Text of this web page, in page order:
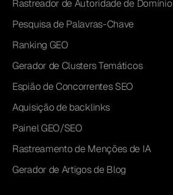
Rastreador de Autoridade de Domínio
Pesquisa de Palavras-Chave
Ranking GEO
Gerador de Clusters Temáticos
Espião de Concorrentes SEO
Aquisição de backlinks
Painel GEO/SEO
Rastreamento de Menções de IA
Gerador de Artigos de Blog